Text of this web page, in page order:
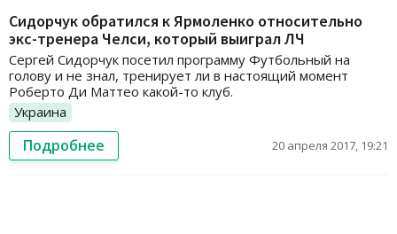
Сидорчук обратился к Ярмоленко относительно
экс-тренера Челси, который выиграл ЛЧ
Сергей Сидорчук посетил программу Футбольный на
голову и не знал, тренирует ли в настоящий момент
Роберто Ди Маттео какой-то клуб.
Украина
Подробнее 20 апреля 2017, 19:21